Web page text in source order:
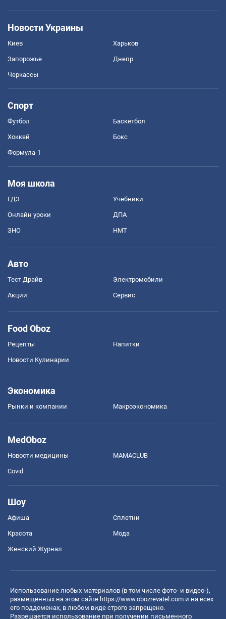
Новости Украины
Киев Харьков
Запорожье Днепр
Черкассы
Спорт
Футбол Баскетбол
Хоккей Бокс
Формула-1
Моя школа
ГДЗ Учебники
Онлайн уроки ДПА
ЗНО НМТ
Авто
Тест Драйв Электромобили
Акции Сервис
Food Oboz
Рецепты Напитки
Новости Кулинарии
Экономика
Рынки и компании Mакроэкономика
MedOboz
Новости медицины MAMACLUB
Covid
Шоу
Афиша Сплетни
Красота Мода
Женский Журнал
Использование любых материалов (в том числе фото- и видео-),
размещенных на этом сайте https://www.obozrevatel.com и на всех
его поддоменах, в любом виде строго запрещено.
Разрешается использование при получении письменного